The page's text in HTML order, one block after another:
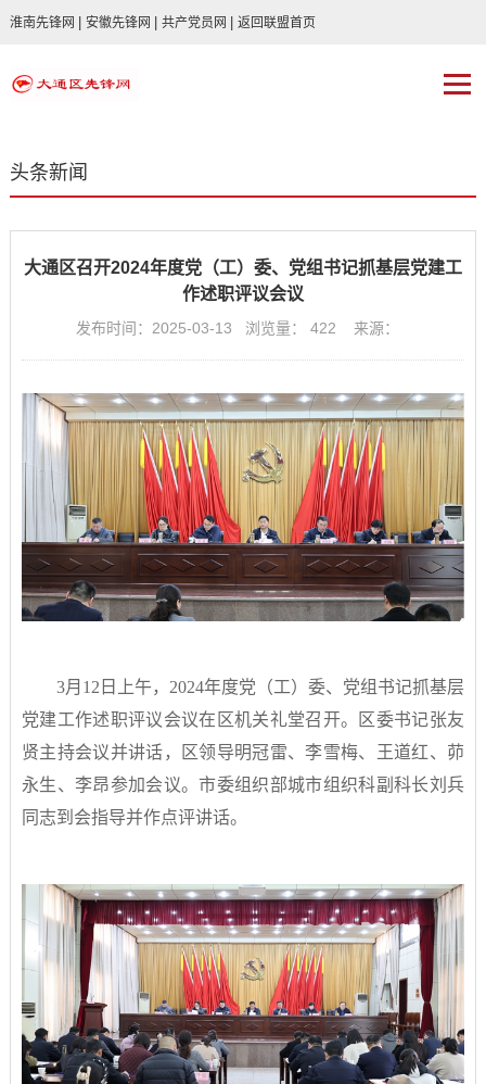
淮南先锋网 安徽先锋网 共产党员网 返回联盟首页
头条新闻
大通区召开2024年度党（工）委、党组书记抓基层党建工
作述职评议会议
发布时间：2025-03-13 浏览量： 422 来源：
3月12日上午，2024年度党（工）委、党组书记抓基层
党建工作述职评议会议在区机关礼堂召开。区委书记张友
贤主持会议并讲话，区领导明冠雷、李雪梅、王道红、茆
永生、李昂参加会议。市委组织部城市组织科副科长刘兵
同志到会指导并作点评讲话。